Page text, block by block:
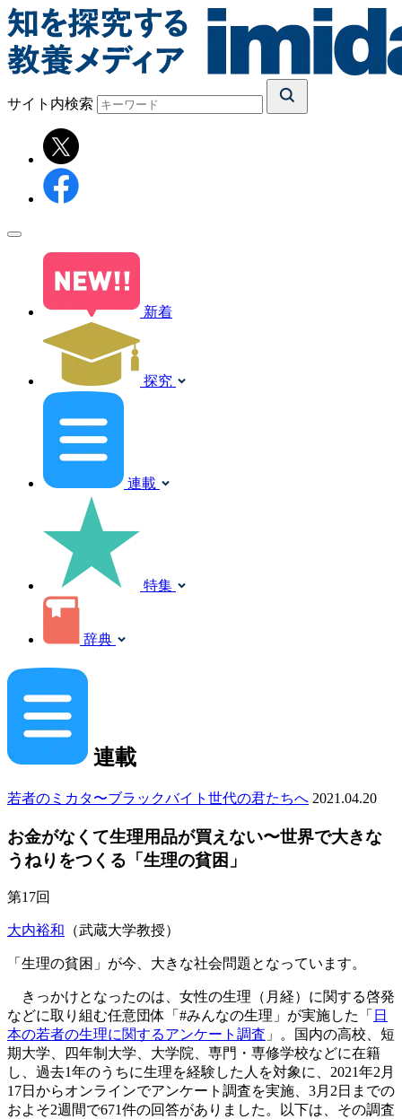
サイト内検索
新着
探究
連載
特集
辞典
連載
若者のミカタ〜ブラックバイト世代の君たちへ 2021.04.20
お金がなくて生理用品が買えない〜世界で大きな
うねりをつくる「生理の貧困」
第17回
大内裕和 （武蔵大学教授）
「生理の貧困」が今、大きな社会問題となっています。
きっかけとなったのは、女性の生理（月経）に関する啓発
などに取り組む任意団体「#みんなの生理」が実施した「 日
本の若者の生理に関するアンケート調査 」。国内の高校、短
期大学、四年制大学、大学院、専門・専修学校などに在籍
し、過去1年のうちに生理を経験した人を対象に、2021年2月
17日からオンラインでアンケート調査を実施、3月2日までの
およそ2週間で671件の回答がありました。以下は、その調査